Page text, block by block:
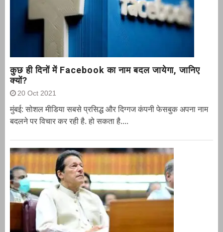
कुछ ही दिनों में Facebook का नाम बदल जायेगा, जानिए
क्यों?
20 Oct 2021
मुंबई: सोशल मीडिया सबसे प्रसिद्ध और दिग्गज कंपनी फेसबुक अपना नाम
बदलने पर विचार कर रही है. हो सकता है....